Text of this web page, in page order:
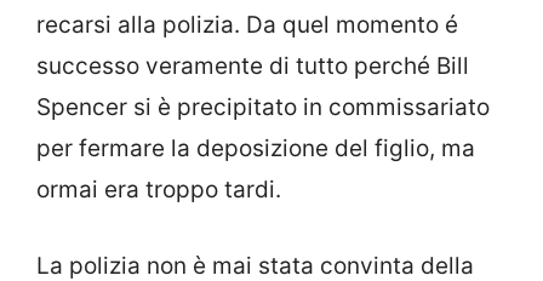
recarsi alla polizia. Da quel momento é
successo veramente di tutto perché Bill
Spencer si è precipitato in commissariato
per fermare la deposizione del figlio, ma
ormai era troppo tardi.
La polizia non è mai stata convinta della